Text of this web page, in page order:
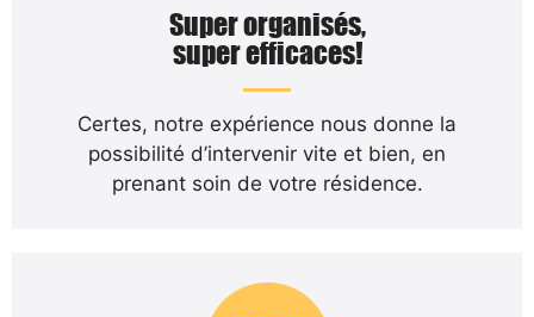
Super organisés,
super efficaces!
Certes, notre expérience nous donne la
possibilité d’intervenir vite et bien, en
prenant soin de votre résidence.